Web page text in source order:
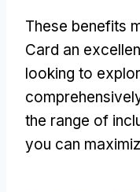
These benefits
Card an
looking to
the range of
you can